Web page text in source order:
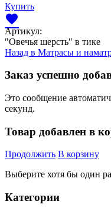
Купить
favorite
Артикул:
"Овечья шерсть" в тике
Назад в Матрасы и
Заказ успешно
Это сообщение
секунд.
Товар добавлен в
Продолжить В корзину
Выберите хотя бы один
Категории